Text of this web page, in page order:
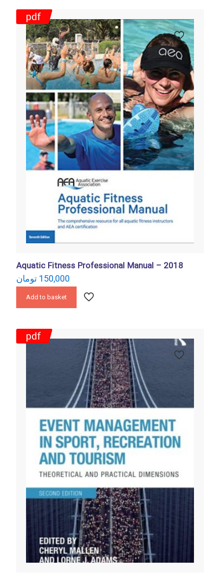
Aquatic Fitness Professional Manual – 2018
150,000 تومان
Add to basket
pdf
pdf